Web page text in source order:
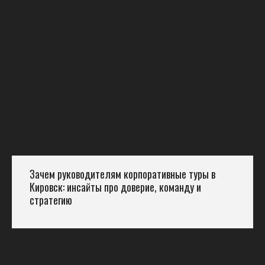
Зачем руководителям корпоративные туры в
Кировск: инсайты про доверие, команду и
стратегию